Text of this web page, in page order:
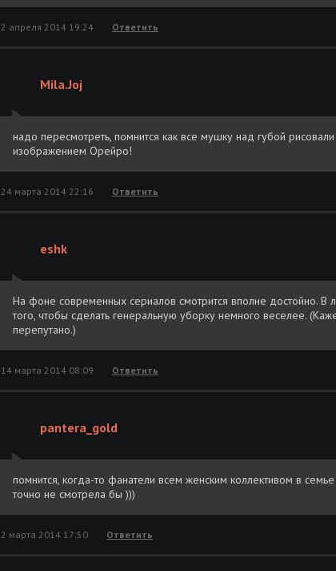
2 апреля 2014 19:24 Ответить
Mila.Joj
надо пересмотреть, помнится как все мушку над губой
изображением Орейро!
24 марта 2014 22:16 Ответить
eshk
На фоне современных сериалов смотрится вполне достойно. В
того, чтобы сделать генеральную уборку немного веселее.
перепутано.)
14 марта 2014 08:09 Ответить
pantera_gold
помнится, когда-то фанатели всем женским коллективом в
точно не смотрела бы )))
2 марта 2014 17:50 Ответить